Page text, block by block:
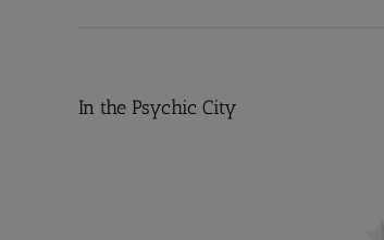
In the Psychic City